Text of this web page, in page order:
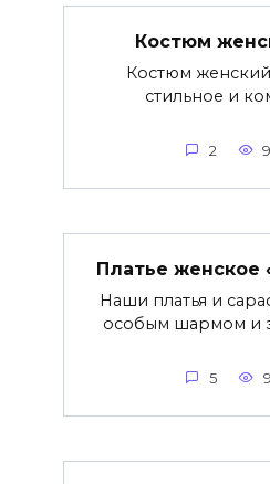
Костюм
Костюм женский
стильное и
2
Платье женское
Наши платья и
особым шармом и
5